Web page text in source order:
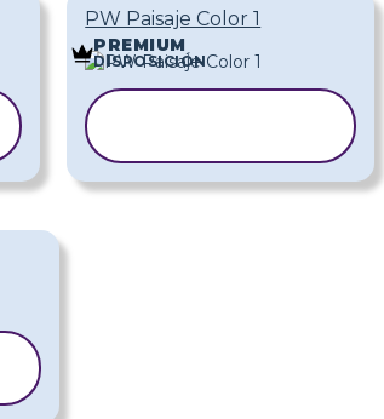
PW Paisaje Color 1
PREMIUM
DISPOSICIÓN